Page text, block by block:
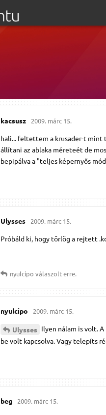
kacsusz 2009. márc 15.
hali... feltettem a krusader-t mint
állítani az ablaka méreteét de
bepipálva a "teljes képernyős
Ulysses 2009. márc 15.
Próbáld ki, hogy törlög a rejtett
nyulcipo válaszolt erre.
nyulcipo 2009. márc 15.
Ulysses Ilyen nálam is volt.
be volt kapcsolva. Vagy telepíts
beg 2009. márc 15.